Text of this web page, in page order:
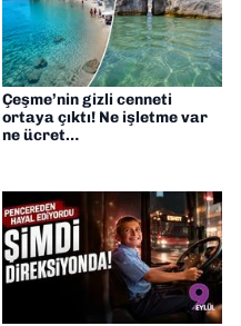
Çeşme’nin gizli cenneti
ortaya çıktı! Ne işletme var
ne ücret…